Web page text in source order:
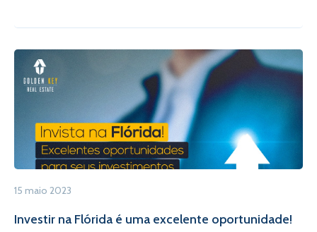
15 maio 2023
Investir na Flórida é uma excelente oportunidade!